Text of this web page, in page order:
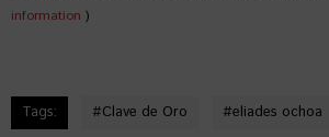
information )
Tags: #Clave de Oro #eliades ochoa